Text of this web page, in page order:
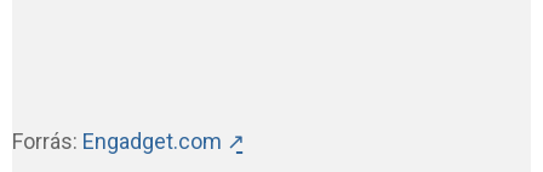
Forrás: Engadget.com ↗̱